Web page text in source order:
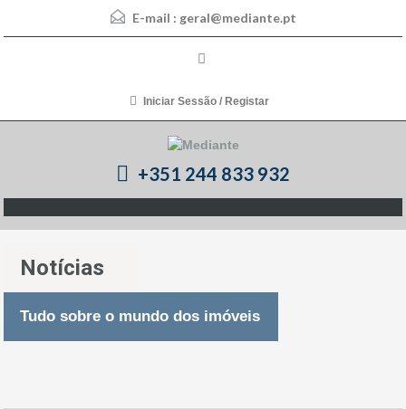
E-mail : geral@mediante.pt
Iniciar Sessão / Registar
+351 244 833 932
Notícias
Tudo sobre o mundo dos imóveis